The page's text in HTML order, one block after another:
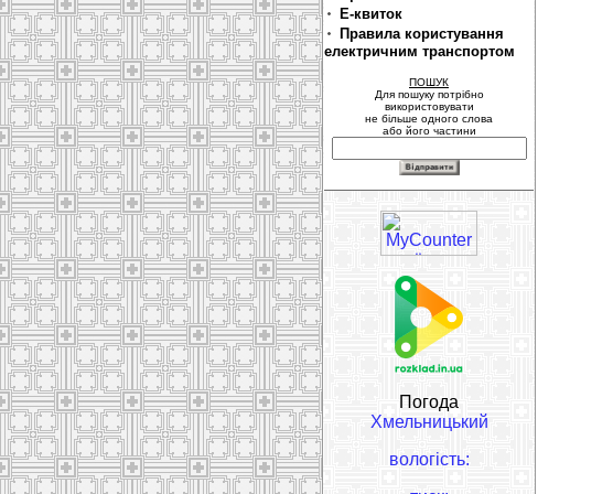
Е-квиток
Правила користування
електричним транспортом
ПОШУК
Для пошуку потрібно
використовувати
не більше одного слова
або його частини
Погода
Хмельницький
вологість: